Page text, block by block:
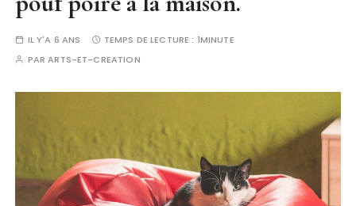
IL Y'A 6 ANS TEMPS DE LECTURE : 1MINUTE
PARARTS-ET-CREATION